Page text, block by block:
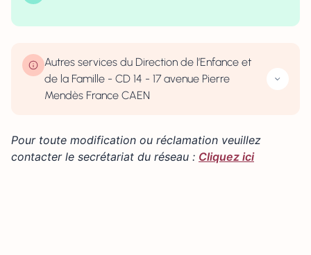
×
− Autres services du Direction de l’Enfance et
de la Famille - CD 14 - 17 avenue Pierre
Mendès France CAEN
Pour toute modification ou réclamation veuillez
contacter le secrétariat du réseau : Cliquez ici